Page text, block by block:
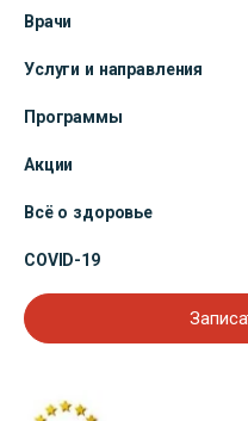
Врачи
Услуги и направления
Программы
Акции
Всё о здоровье
COVID-19